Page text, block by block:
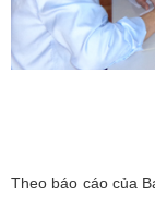
Theo báo cáo của